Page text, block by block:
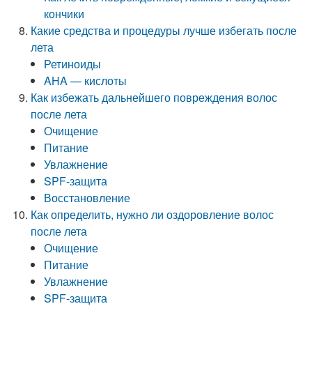
кончики
Какие средства и процедуры лучше избегать после
лета
Ретиноиды
AHA — кислоты
Как избежать дальнейшего повреждения волос
после лета
Очищение
Питание
Увлажнение
SPF-защита
Восстановление
Как определить, нужно ли оздоровление волос
после лета
Очищение
Питание
Увлажнение
SPF-защита